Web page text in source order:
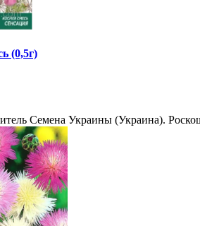
(0,5г)
Семена Украины (Украина).